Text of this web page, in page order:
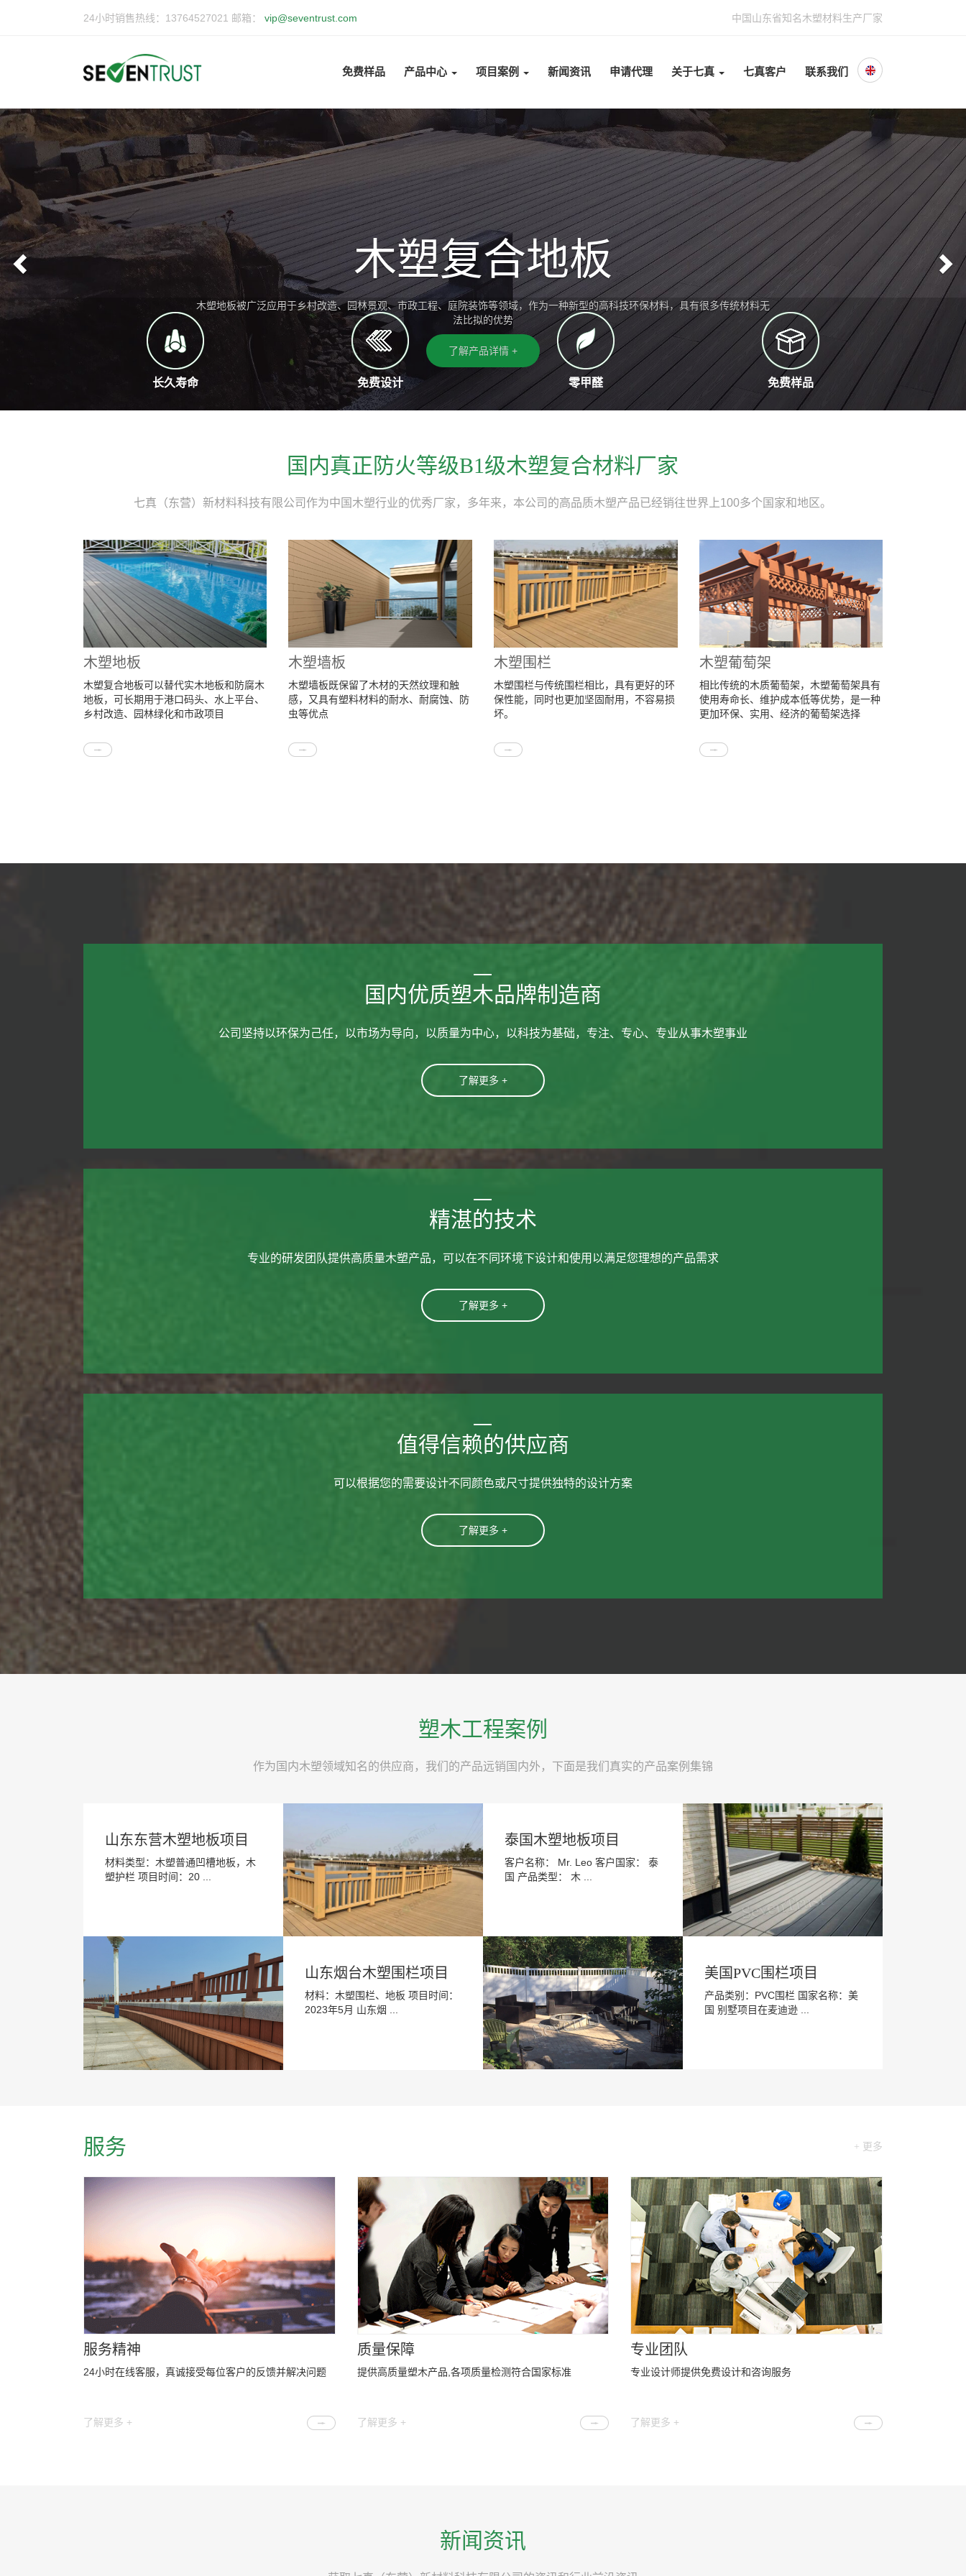
24小时销售热线：13764527021 邮箱： vip@seventrust.com 中国山东省知名木塑材料生产厂家
免费样品 产品中心 项目案例 新闻资讯 申请代理 关于七真 七真客户 联系我们
木塑复合墙板
木塑墙板广泛用于室外装饰、公共设施、景观工程等领域
了解产品详情 +
Previous
长久寿命 免费设计 零甲醛 免费样品
国内真正防火等级B1级木塑复合材料厂家
七真（东营）新材料科技有限公司作为中国木塑行业的优秀厂家，多年来，本公司的高品质木塑产品已经销往世界上100多个国家和地区。
木塑地板
木塑复合地板可以替代实木地板和防腐木
地板，可长期用于港口码头、水上平台、
乡村改造、园林绿化和市政项目
木塑墙板
木塑墙板既保留了木材的天然纹理和触
感，又具有塑料材料的耐水、耐腐蚀、防
虫等优点
木塑围栏
木塑围栏与传统围栏相比，具有更好的环
保性能，同时也更加坚固耐用，不容易损
坏。
木塑葡萄架
相比传统的木质葡萄架，木塑葡萄架具有
使用寿命长、维护成本低等优势，是一种
更加环保、实用、经济的葡萄架选择
国内优质塑木品牌制造商
公司坚持以环保为己任，以市场为导向，以质量为中心，以科技为基础，专注、专心、专业从事木塑事业
了解更多 +
精湛的技术
专业的研发团队提供高质量木塑产品，可以在不同环境下设计和使用以满足您理想的产品需求
了解更多 +
值得信赖的供应商
可以根据您的需要设计不同颜色或尺寸提供独特的设计方案
了解更多 +
塑木工程案例
作为国内木塑领域知名的供应商，我们的产品远销国内外，下面是我们真实的产品案例集锦
山东东营木塑地板项目
材料类型：木塑普通凹槽地板，木
塑护栏 项目时间：20 ...
泰国木塑地板项目
客户名称： Mr. Leo 客户国家： 泰
国 产品类型： 木 ...
山东烟台木塑围栏项目
材料：木塑围栏、地板 项目时间：
2023年5月 山东烟 ...
美国PVC围栏项目
产品类别：PVC围栏 国家名称：美
国 别墅项目在麦迪逊 ...
服务 + 更多
服务精神
24小时在线客服，真诚接受每位客户的反馈并解决问题
了解更多 +
质量保障
提供高质量塑木产品,各项质量检测符合国家标准
了解更多 +
专业团队
专业设计师提供免费设计和咨询服务
了解更多 +
新闻资讯